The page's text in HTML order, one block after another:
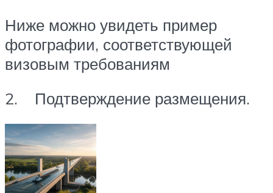
Ниже можно увидеть пример
фотографии, соответствующей
визовым требованиям
2. Подтверждение размещения.